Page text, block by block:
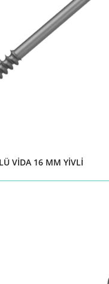
VİDA 16 MM YİVLİ